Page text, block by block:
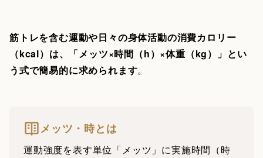
筋トレを含む運動や日々の身体活動の消費カロリー
（kcal）は、「メッツ×時間（h）×体重（kg）」とい
う式で簡易的に求められます。
メッツ・時とは
運動強度を表す単位「メッツ」に実施時間（時